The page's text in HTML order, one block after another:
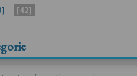
[42]